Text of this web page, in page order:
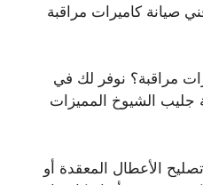
صيانة كاميرات مراقبة
مراقبة؟ نوفر لك في
جليب الشيوخ المميزات
الأعطال المعقدة أو